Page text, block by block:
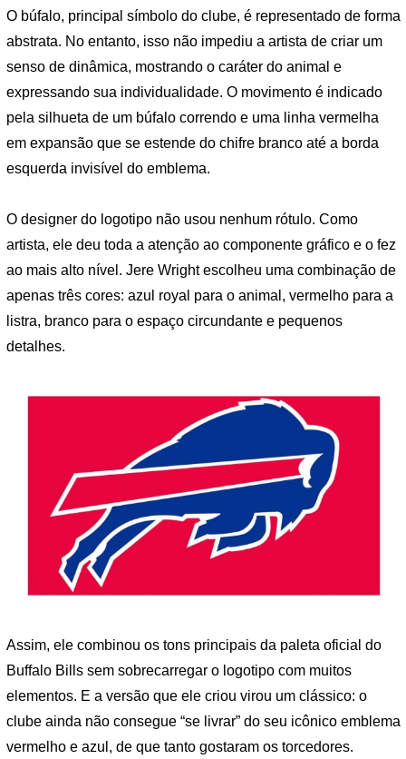
O búfalo, principal símbolo do clube, é representado de forma
abstrata. No entanto, isso não impediu a artista de criar um
senso de dinâmica, mostrando o caráter do animal e
expressando sua individualidade. O movimento é indicado
pela silhueta de um búfalo correndo e uma linha vermelha
em expansão que se estende do chifre branco até a borda
esquerda invisível do emblema.
O designer do logotipo não usou nenhum rótulo. Como
artista, ele deu toda a atenção ao componente gráfico e o fez
ao mais alto nível. Jere Wright escolheu uma combinação de
apenas três cores: azul royal para o animal, vermelho para a
listra, branco para o espaço circundante e pequenos
detalhes.
Assim, ele combinou os tons principais da paleta oficial do
Buffalo Bills sem sobrecarregar o logotipo com muitos
elementos. E a versão que ele criou virou um clássico: o
clube ainda não consegue “se livrar” do seu icônico emblema
vermelho e azul, de que tanto gostaram os torcedores.